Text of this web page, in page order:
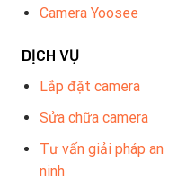
Camera Yoosee
DỊCH VỤ
Lắp đặt camera
Sửa chữa camera
Tư vấn giải pháp an
ninh